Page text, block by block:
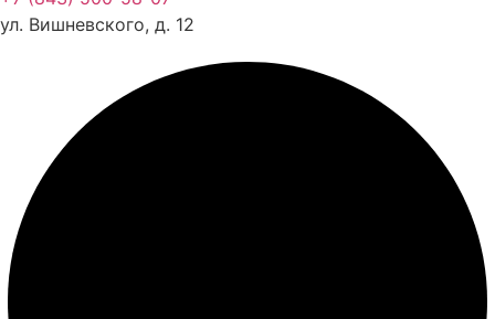
Документы
ул. Вишневского, д. 12